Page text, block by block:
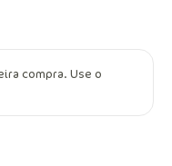
compra. Use o